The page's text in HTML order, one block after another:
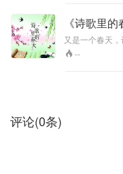
坛——成为议员
让读者对这个伟
丘吉尔自己所
影。”
《诗歌里的
又是一个春天，
的美好祝愿，
贯耳的大诗人
们渴望的那样
--
评论(0条)